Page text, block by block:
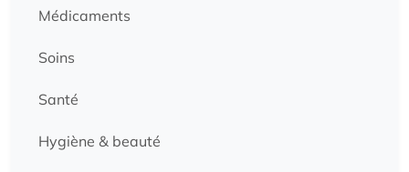
Médicaments
Soins
Santé
Hygiène & beauté